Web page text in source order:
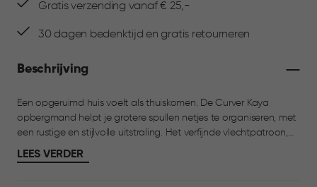
Gratis verzending vanaf € 25,-
30 dagen bedenktijd en gratis retourneren
Beschrijving
Een opgeruimd huis voelt als thuiskomen. De Curver Kaya
opbergmand helpt je grotere spullen netjes te organiseren, met
een rustige en stijlvolle uitstraling. Het verfijnde vlechtpatroon,
geïnspireerd op klassiek Thonet-design, past moeiteloos in elke
ruimte. Dankzij de inhoud van 20L is Kaya ideaal voor
LEES VERDER